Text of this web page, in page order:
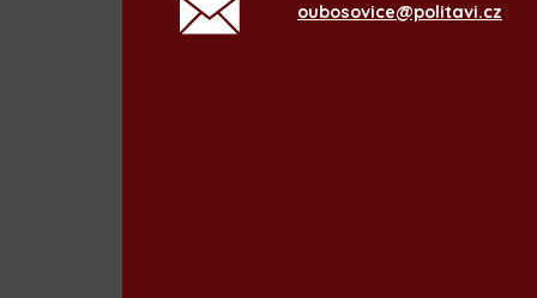
oubosovice@politavi.cz